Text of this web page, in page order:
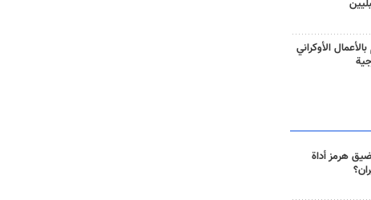
الأوكراني
هرمز أداة